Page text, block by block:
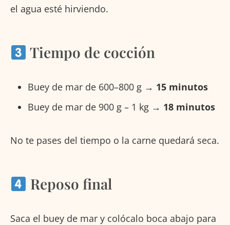
el agua esté hirviendo.
Tiempo de cocción
Buey de mar de 600–800 g → 15 minutos
Buey de mar de 900 g – 1 kg → 18 minutos
No te pases del tiempo o la carne quedará seca.
Reposo final
Saca el buey de mar y colócalo boca abajo para